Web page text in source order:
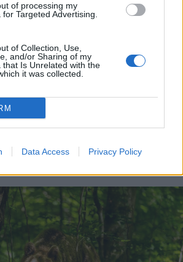
of processing my
Targeted Advertising.
of Collection, Use,
and/or Sharing of my
that Is Unrelated with the
it was collected.
Data Access Privacy Policy
04., kedd
Tusnádfürdőt ellátó